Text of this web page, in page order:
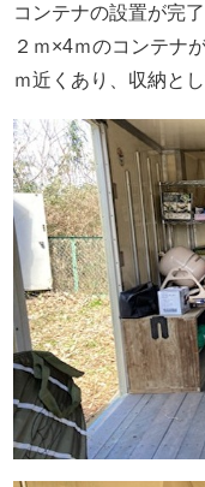
コンテナの設置が完
２ｍ×4ｍのコンテナ
ｍ近くあり、収納と